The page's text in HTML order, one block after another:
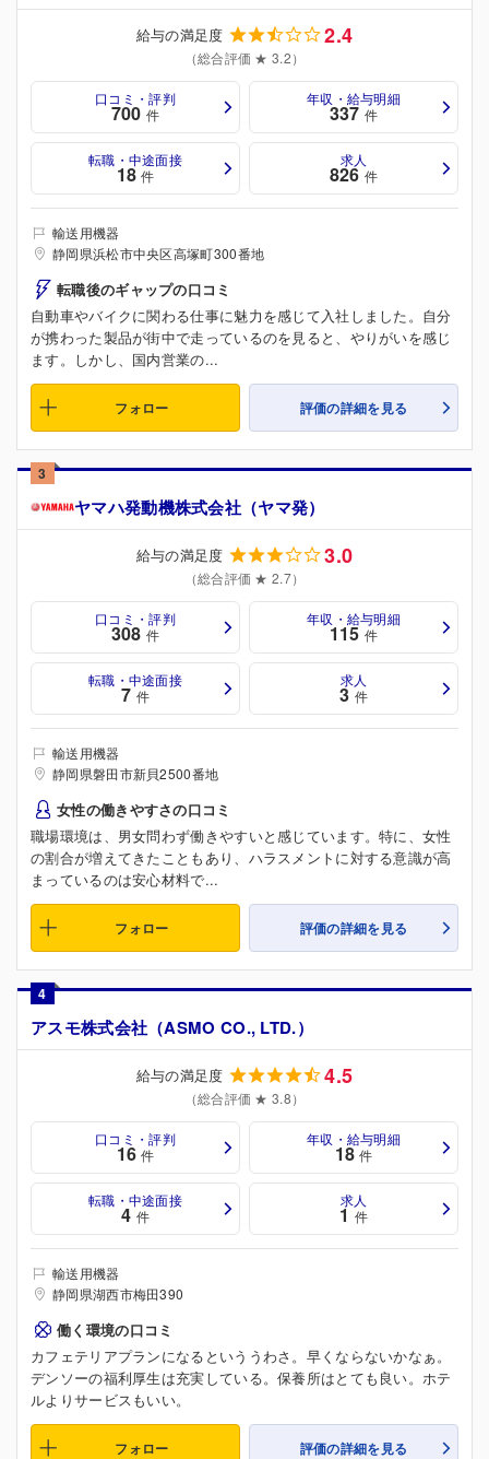
給与の満足度 2.4
（総合評価 ★ 3.2）
口コミ・評判
700 件
年収・給与明細
337 件
転職・中途面接
18 件
求人
826 件
輸送用機器
静岡県浜松市中央区高塚町300番地
転職後のギャップの口コミ
自動車やバイクに関わる仕事に魅力を感じて入社しました。自分
が携わった製品が街中で走っているのを見ると、やりがいを感じ
ます。しかし、国内営業の...
フォロー 評価の詳細を見る
3
ヤマハ発動機株式会社（ヤマ発）
給与の満足度 3.0
（総合評価 ★ 2.7）
口コミ・評判
308 件
年収・給与明細
115 件
転職・中途面接
7 件
求人
3 件
輸送用機器
静岡県磐田市新貝2500番地
女性の働きやすさの口コミ
職場環境は、男女問わず働きやすいと感じています。特に、女性
の割合が増えてきたこともあり、ハラスメントに対する意識が高
まっているのは安心材料で...
フォロー 評価の詳細を見る
4
アスモ株式会社（ASMO CO., LTD.）
給与の満足度 4.5
（総合評価 ★ 3.8）
口コミ・評判
16 件
年収・給与明細
18 件
転職・中途面接
4 件
求人
1 件
輸送用機器
静岡県湖西市梅田390
働く環境の口コミ
カフェテリアプランになるといううわさ。早くならないかなぁ。
デンソーの福利厚生は充実している。保養所はとても良い。ホテ
ルよりサービスもいい。
フォロー 評価の詳細を見る